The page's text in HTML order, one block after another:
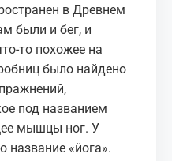
в Древнем
были и бег, и
то похожее на
было найдено
под названием
мышцы ног. У
название «йога».